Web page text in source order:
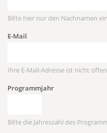
Bitte hier nur den Nachnamen
E-Mail
Ihre E-Mail-Adresse ist nicht
Programmjahr
Bitte die Jahreszahl des